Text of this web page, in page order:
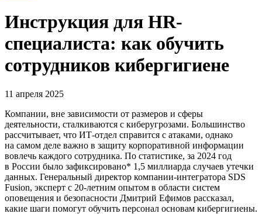
Инструкция для HR-
специалиста: как обучить
сотрудников кибергигиене
11 апреля 2025
Компании, вне зависимости от размеров и сферы
деятельности, сталкиваются с киберугрозами. Большинство
рассчитывает, что ИТ-отдел справится с атаками, однако
на самом деле важно в защиту корпоративной информации
вовлечь каждого сотрудника. По статистике, за 2024 год
в России было зафиксировано* 1,5 миллиарда случаев утечки
данных. Генеральный директор компании-интегратора SDS
Fusion, эксперт с 20-летним опытом в области систем
оповещения и безопасности Дмитрий Ефимов рассказал,
какие шаги помогут обучить персонал основам кибергигиены.